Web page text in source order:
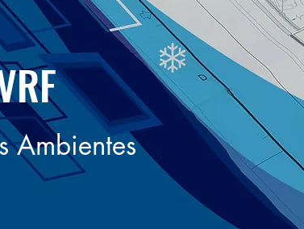
Ambientes